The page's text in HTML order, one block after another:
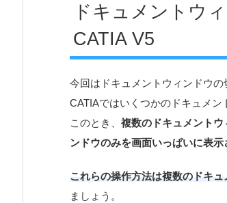
ドキュメントウ
CATIA V5
今回はドキュメントウィンドウの
CATIAではいくつかのドキュメン
このとき、 複数のドキュメント
ンドウのみを画面いっぱいに表
これらの操作方法は複数のドキ
ましょう。